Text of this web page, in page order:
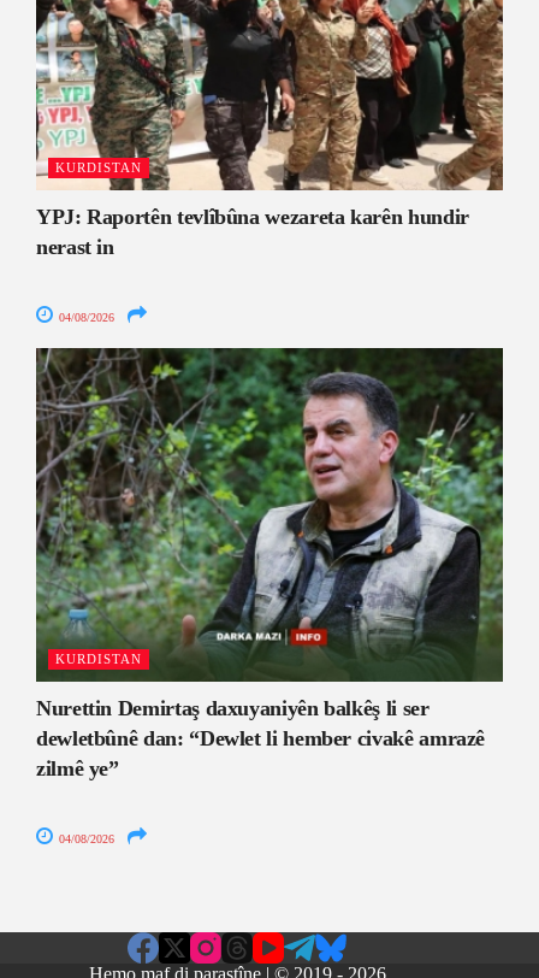
KURDISTAN
YPJ: Raportên tevlîbûna wezareta karên hundir
nerast in
04/08/2026
KURDISTAN
Nurettin Demirtaş daxuyaniyên balkêş li ser
dewletbûnê dan: “Dewlet li hember civakê amrazê
zilmê ye”
04/08/2026
Hemo maf di parastîne | © 2019 - 2026